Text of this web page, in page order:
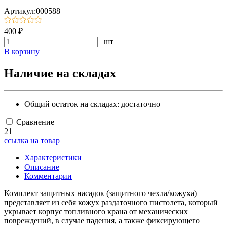
Артикул:000588
400 ₽
шт
В корзину
Наличие на складах
Общий остаток на складах: достаточно
Сравнение
21
ссылка на товар
Характеристики
Описание
Комментарии
Комплект защитных насадок (защитного чехла/кожуха)
представляет из себя кожух раздаточного пистолета, который
укрывает корпус топливного крана от механических
повреждений, в случае падения, а также фиксирующего